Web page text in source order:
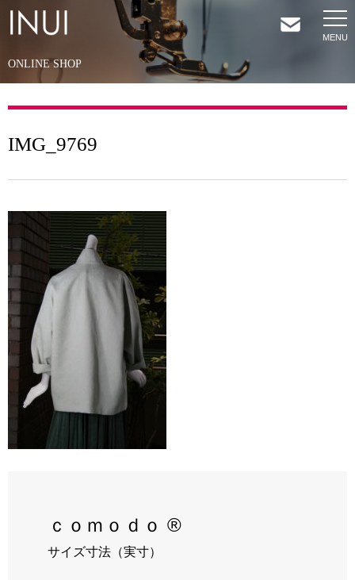
HOME
SERVICES
SHOP
CONTACT
RECRUIT
ONLINE SHOP
IMG_9769
ｃｏｍｏｄｏ ®
サイズ寸法（実寸）